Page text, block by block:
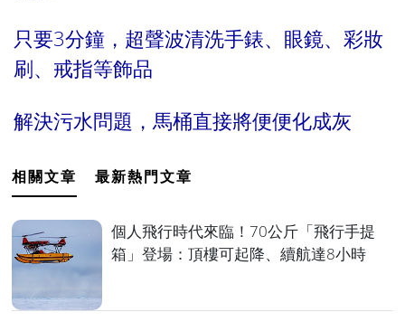
只要3分鐘，超聲波清洗手錶、眼鏡、彩妝
刷、戒指等飾品
解決污水問題，馬桶直接將便便化成灰
相關文章 最新熱門文章
個人飛行時代來臨！70公斤「飛行手提
箱」登場：頂樓可起降、續航達8小時